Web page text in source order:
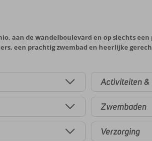
aan de wandelboulevard en op slechts
een prachtig zwembad en heerlijke
Activiteiten &
Zwembaden
Verzorging